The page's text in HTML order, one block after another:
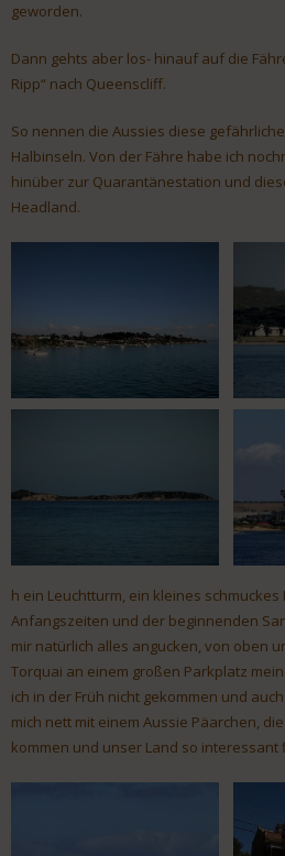
geworden.
Dann gehts aber los- hinauf auf die
Ripp“ nach Queenscliff.
So nennen die Aussies diese
Halbinseln. Von der Fähre habe ich
hinüber zur Quarantänestation und
Headland.
h ein Leuchtturm, ein kleines
Anfangszeiten und der beginnenden
mir natürlich alles angucken, von oben
Torquai an einem großen Parkplatz
ich in der Früh nicht gekommen und
mich nett mit einem Aussie Päarchen,
kommen und unser Land so interessant